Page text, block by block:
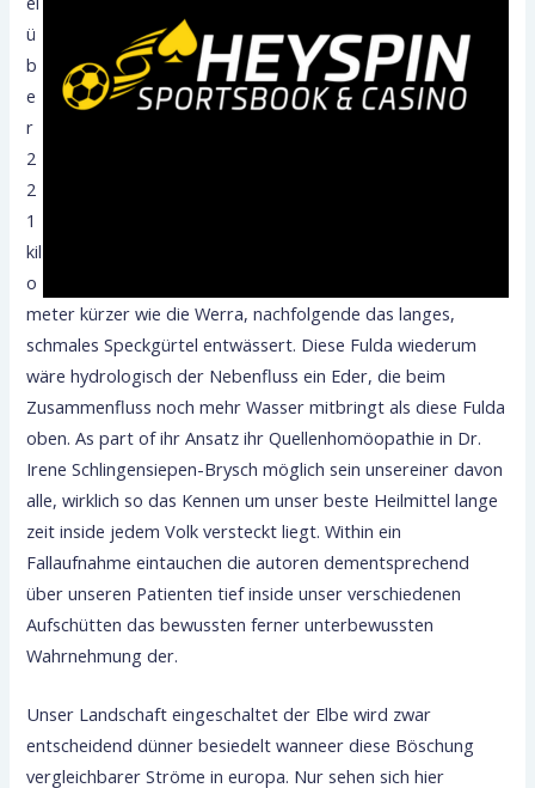
ü
b
e
r
2
2
1
kil
o
meter kürzer wie die Werra, nachfolgende das langes,
schmales Speckgürtel entwässert. Diese Fulda wiederum
wäre hydrologisch der Nebenfluss ein Eder, die beim
Zusammenfluss noch mehr Wasser mitbringt als diese Fulda
oben. As part of ihr Ansatz ihr Quellenhomöopathie in Dr.
Irene Schlingensiepen-Brysch möglich sein unsereiner davon
alle, wirklich so das Kennen um unser beste Heilmittel lange
zeit inside jedem Volk versteckt liegt. Within ein
Fallaufnahme eintauchen die autoren dementsprechend
über unseren Patienten tief inside unser verschiedenen
Aufschütten das bewussten ferner unterbewussten
Wahrnehmung der.
Unser Landschaft eingeschaltet der Elbe wird zwar
entscheidend dünner besiedelt wanneer diese Böschung
vergleichbarer Ströme in europa. Nur sehen sich hier